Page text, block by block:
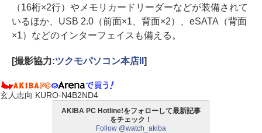
（16桁×2行）やメモリカードリーダーなどが装備されて
いるほか、USB 2.0（前面×1、背面×2）、eSATA（背面
×1）などのインターフェイスも備える。
[撮影協力:ツクモパソコン本店II ]
玄人志向 KURO-N4B2ND4
AKIBA PC Hotline!をフォローして最新記事
をチェック！
Follow @watch_akiba